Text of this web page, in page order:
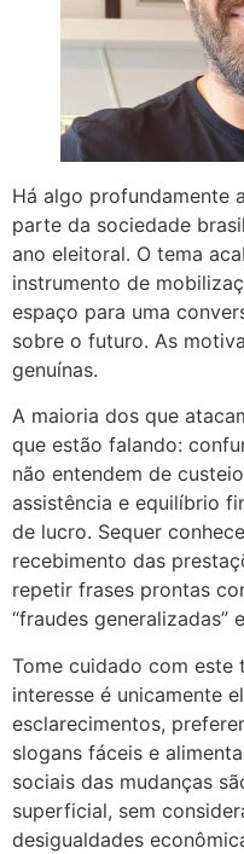
Há algo profundamente
parte da sociedade
ano eleitoral. O tema
instrumento de
espaço para uma
sobre o futuro. As
genuínas.
A maioria dos que
que estão falando:
não entendem de
assistência e equilíbrio
de lucro. Sequer
recebimento das
repetir frases prontas
“fraudes generalizadas”
Tome cuidado com este
interesse é unicamente
esclarecimentos,
slogans fáceis e
sociais das mudanças
superficial, sem
desigualdades